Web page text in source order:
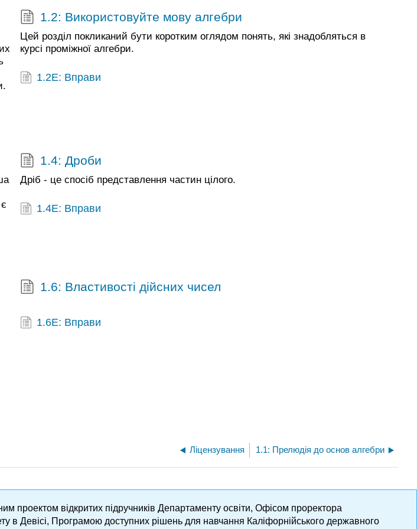
1.2: Використовуйте мову алгебри
Цей розділ покликаний бути коротким оглядом понять, які знадобляться в
курсі проміжної алгебри.
1.2E: Вправи
1.4: Дроби
Дріб - це спосіб представлення частин цілого.
1.4E: Вправи
1.6: Властивості дійсних чисел
1.6E: Вправи
Ліцензування 1.1: Прелюдія до основ алгебри
проектом відкритих підручників Департаменту освіти, Офісом проректора
в Девісі, Програмою доступних рішень для навчання Каліфорнійського державного